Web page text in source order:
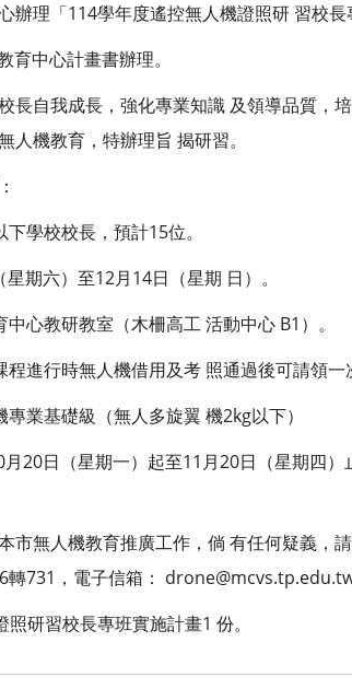
辦理「114學年度遙控無人機證照研 習校
育中心計畫書辦理。
長自我成長，強化專業知識 及領導品質，
人機教育，特辦理旨 揭研習。
學校校長，預計15位。
期六）至12月14日（星期 日）。
心教研教室（木柵高工 活動中心 B1）。
進行時無人機借用及考 照通過後可請領一
業基礎級（無人多旋翼 機2kg以下）
20日（星期一）起至11月20日（星期四
市無人機教育推廣工作，倘 有任何疑義，
731，電子信箱： drone@mcvs.tp.edu.tw
研習校長專班實施計畫1 份。